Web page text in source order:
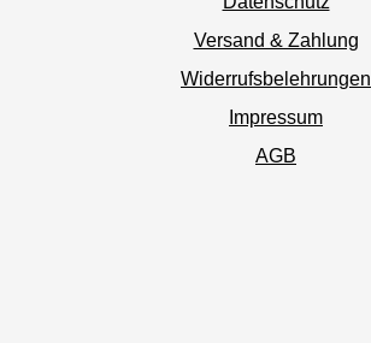
Versand & Zahlung
Widerrufsbelehrungen
Impressum
AGB